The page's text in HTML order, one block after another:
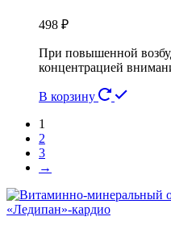
498 ₽
При повышенной
концентрацией
В корзину
1
2
3
→